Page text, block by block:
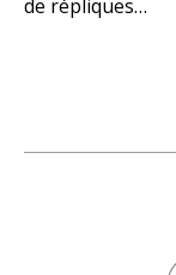
de répliques…